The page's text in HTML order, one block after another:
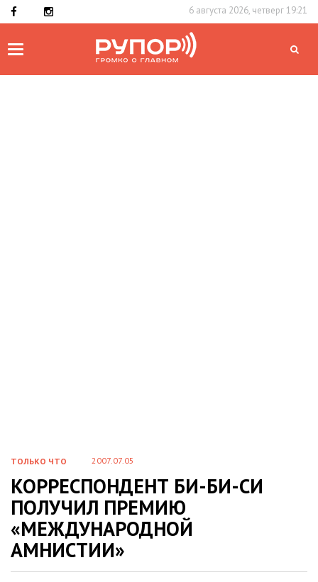
6 августа 2026, четверг 19:21
Toggle
ТОЛЬКО ЧТО 2007.07.05
КОРРЕСПОНДЕНТ БИ-БИ-СИ
ПОЛУЧИЛ ПРЕМИЮ
«МЕЖДУНАРОДНОЙ
АМНИСТИИ»